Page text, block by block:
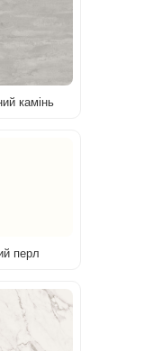
камінь
перл